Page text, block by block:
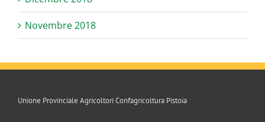
Novembre 2018
Unione Provinciale Agricoltori Confagricoltura Pistoia